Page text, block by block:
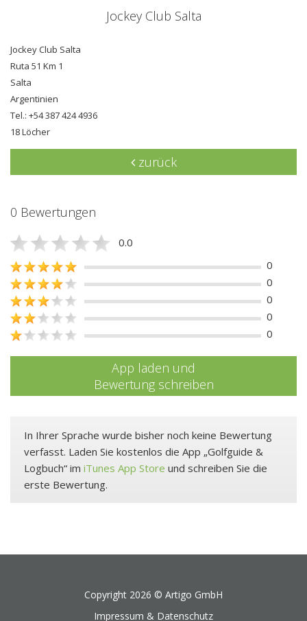
Jockey Club Salta
Jockey Club Salta
Ruta 51 Km 1
Salta
Argentinien
Tel.: +54 387 424 4936
18 Löcher
zurück
0 Bewertungen
0.0
0
0
0
0
0
App laden und
Bewertung schreiben
In Ihrer Sprache wurde bisher noch keine Bewertung
verfasst. Laden Sie kostenlos die App „Golfguide &
Logbuch“ im iTunes App Store und schreiben Sie die
erste Bewertung.
Copyright 2026 © Artigo GmbH
Impressum & Datenschutz